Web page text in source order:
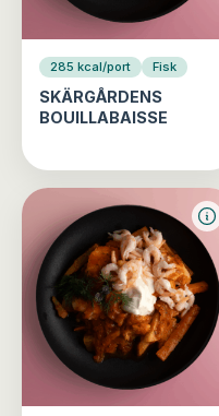
285 kcal/port Fisk
SKÄRGÅRDENS
BOUILLABAISSE